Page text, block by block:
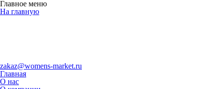
Главное меню
На главную
zakaz@womens-market.ru
Главная
О нас